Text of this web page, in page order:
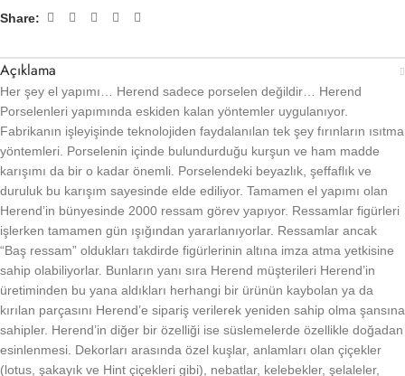
Share:
Açıklama
Her şey el yapımı… Herend sadece porselen değildir… Herend
Porselenleri yapımında eskiden kalan yöntemler uygulanıyor.
Fabrikanın işleyişinde teknolojiden faydalanılan tek şey fırınların ısıtma
yöntemleri. Porselenin içinde bulundurduğu kurşun ve ham madde
karışımı da bir o kadar önemli. Porselendeki beyazlık, şeffaflık ve
duruluk bu karışım sayesinde elde ediliyor. Tamamen el yapımı olan
Herend’in bünyesinde 2000 ressam görev yapıyor. Ressamlar figürleri
işlerken tamamen gün ışığından yararlanıyorlar. Ressamlar ancak
“Baş ressam” oldukları takdirde figürlerinin altına imza atma yetkisine
sahip olabiliyorlar. Bunların yanı sıra Herend müşterileri Herend’in
üretiminden bu yana aldıkları herhangi bir ürünün kaybolan ya da
kırılan parçasını Herend’e sipariş verilerek yeniden sahip olma şansına
sahipler. Herend’in diğer bir özelliği ise süslemelerde özellikle doğadan
esinlenmesi. Dekorları arasında özel kuşlar, anlamları olan çiçekler
(lotus, şakayık ve Hint çiçekleri gibi), nebatlar, kelebekler, şelaleler,